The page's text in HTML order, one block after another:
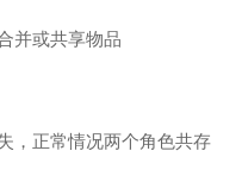
并或共享物品
，正常情况两个角色共存